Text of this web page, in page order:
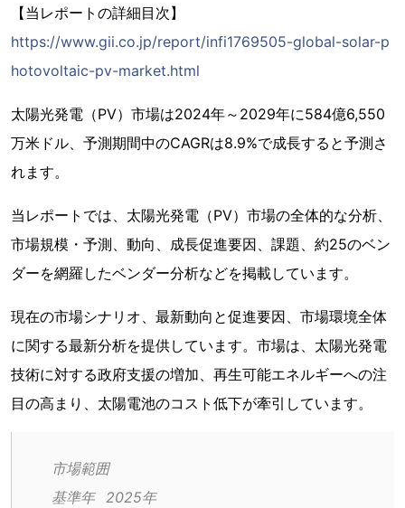
【当レポートの詳細目次】
https://www.gii.co.jp/report/infi1769505-global-solar-p
hotovoltaic-pv-market.html
太陽光発電（PV）市場は2024年～2029年に584億6,550
万米ドル、予測期間中のCAGRは8.9%で成長すると予測さ
れます。
当レポートでは、太陽光発電（PV）市場の全体的な分析、
市場規模・予測、動向、成長促進要因、課題、約25のベン
ダーを網羅したベンダー分析などを掲載しています。
現在の市場シナリオ、最新動向と促進要因、市場環境全体
に関する最新分析を提供しています。市場は、太陽光発電
技術に対する政府支援の増加、再生可能エネルギーへの注
目の高まり、太陽電池のコスト低下が牽引しています。
市場範囲
基準年	2025年